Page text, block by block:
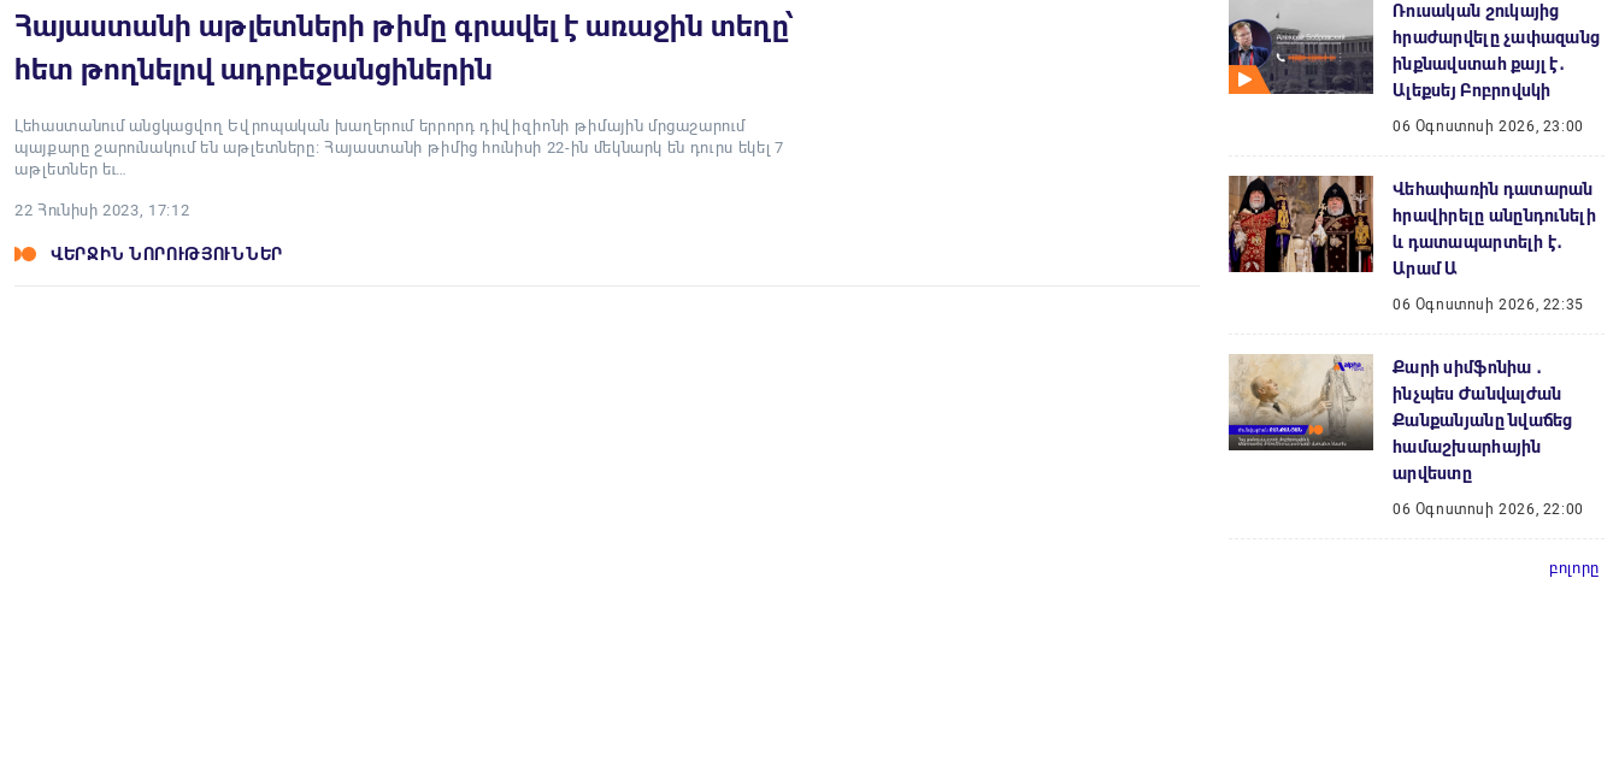
Հայաստանի աթլետների թիմը գրավել է առաջին տեղը՝
հետ թողնելով ադրբեջանցիներին
Լեհաստանում անցկացվող Եվրոպական խաղերում երրորդ դիվիզիոնի թիմային մրցաշարում
պայքարը շարունակում են աթլետները։ Հայաստանի թիմից հունիսի 22-ին մեկնարկ են դուրս եկել 7
աթլետներ եւ…
22 Հունիսի 2023, 17:12
ՎԵՐՋԻՆ ՆՈՐՈՒԹՅՈՒՆՆԵՐ
Ռուսական շուկայից
հրաժարվելը չափազանց
ինքնավստահ քայլ է․
Ալեքսեյ Բոբրովսկի
06 Օգոստոսի 2026, 23:00
Վեհափառին դատարան
հրավիրելը անընդունելի
և դատապարտելի է․
Արամ Ա
06 Օգոստոսի 2026, 22:35
Քարի սիմֆոնիա ․
ինչպես Ժանվալժան
Քանքանյանը նվաճեց
համաշխարհային
արվեստը
06 Օգոստոսի 2026, 22:00
բոլորը